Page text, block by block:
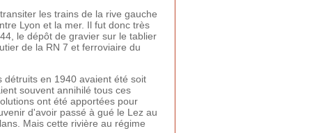
les trains de la rive gauche
Lyon et la mer. Il fut donc très
le dépôt de gravier sur le tablier
de la RN 7 et ferroviaire du
en 1940 avaient été soit
souvent annihilé tous ces
ont été apportées pour
d'avoir passé à gué le Lez au
Mais cette rivière au régime